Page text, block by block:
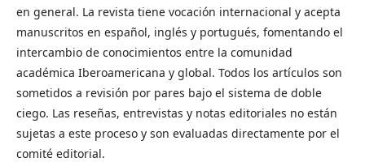
en general. La revista tiene vocación internacional y acepta
manuscritos en español, inglés y portugués, fomentando el
intercambio de conocimientos entre la comunidad
académica Iberoamericana y global. Todos los artículos son
sometidos a revisión por pares bajo el sistema de doble
ciego. Las reseñas, entrevistas y notas editoriales no están
sujetas a este proceso y son evaluadas directamente por el
comité editorial.